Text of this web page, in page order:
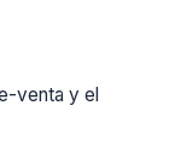
venta y el